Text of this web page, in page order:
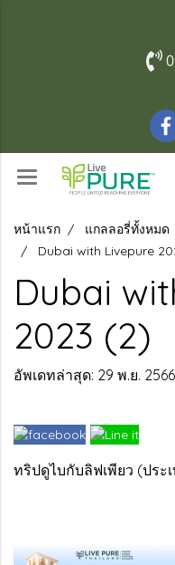
หน้าแรก แกลลอรี่ทั้งหมด
Dubai with Livepure
Dubai
2023 (2)
อัพเดทล่าสุด: 29 พ.ย. 2566
ทริปดูไบกับลิฟเพียว (ประ